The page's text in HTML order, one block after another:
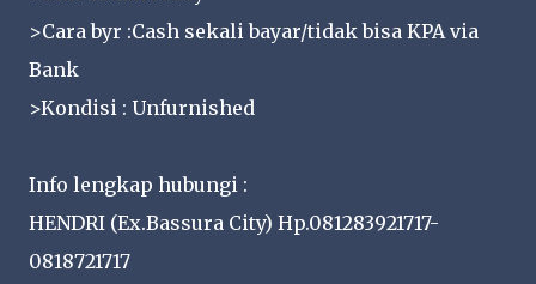
>Cara byr :Cash sekali bayar/tidak bisa KPA via
Bank
>Kondisi : Unfurnished
Info lengkap hubungi :
HENDRI (Ex.Bassura City) Hp.081283921717-
0818721717